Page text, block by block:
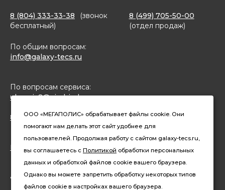
8 (804) 333-33-38
(звонок
бесплатный)
8 (499) 705-50-00
(отдел продаж)
По общим вопросам:
info@galaxy-tecs.ru
По вопросам сервиса:
ulservis2@simbirsk-crown.ru
8(962)633-02-15 (чат в MAX)
Конфиденциальность
Давайте дружить
ООО «МЕГАПОЛИС» обрабатывает файлы cookie. Они
помогают нам делать этот сайт удобнее для
пользователей. Продолжая работу с сайтом galaxy-tecs.ru,
вы соглашаетесь сПолитикой обработки персональных
данных и обработкой файлов cookie вашего браузера.
Однако вы можете запретить обработку некоторых типов
файлов cookie в настройках вашего браузера.